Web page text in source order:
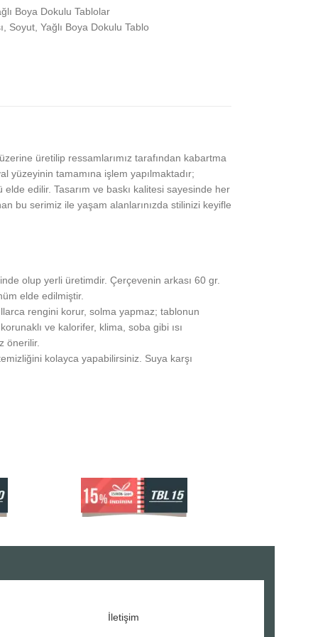
Boya Dokulu Tablolar
Soyut Yağlı Boya Dokulu Tablo
üretilip ressamlarımız tarafından kabartma
yüzeyinin tamamına işlem yapılmaktadır;
edilir. Tasarım ve baskı kalitesi sayesinde her
bu serimiz ile yaşam alanlarınızda stilinizi keyifle
olup yerli üretimdir. Çerçevenin arkası 60 gr.
elde edilmiştir.
rengini korur, solma yapmaz; tablonun
ve kalorifer, klima, soba gibi ısı
önerilir.
kolayca yapabilirsiniz. Suya karşı
İletişim